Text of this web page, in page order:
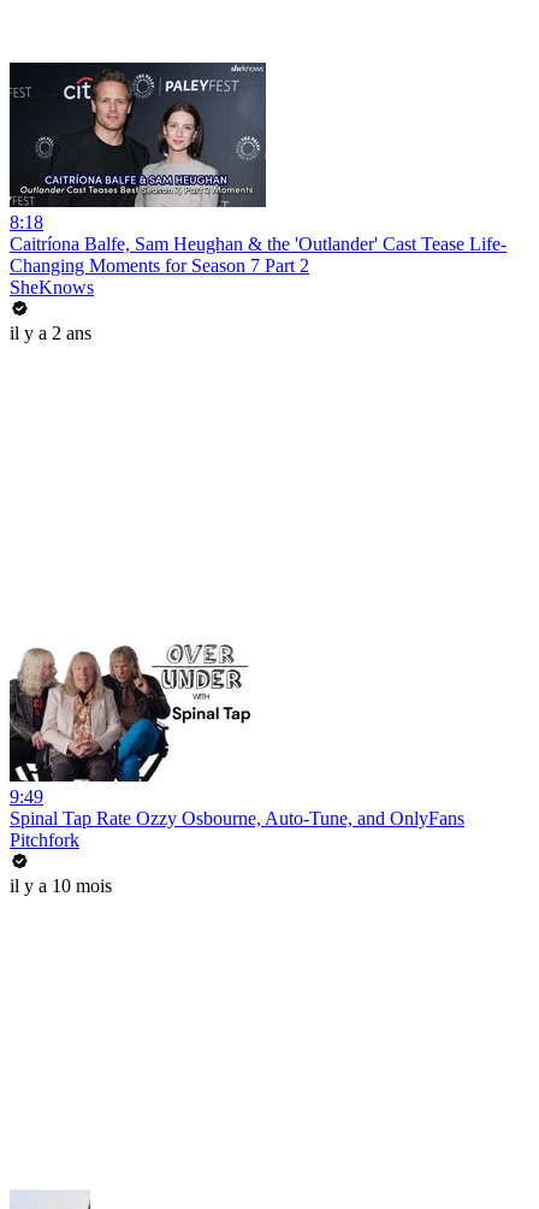
8:18
Caitríona Balfe, Sam Heughan & the 'Outlander' Cast Tease Life-
Changing Moments for Season 7 Part 2
SheKnows
il y a 2 ans
9:49
Spinal Tap Rate Ozzy Osbourne, Auto-Tune, and OnlyFans
Pitchfork
il y a 10 mois